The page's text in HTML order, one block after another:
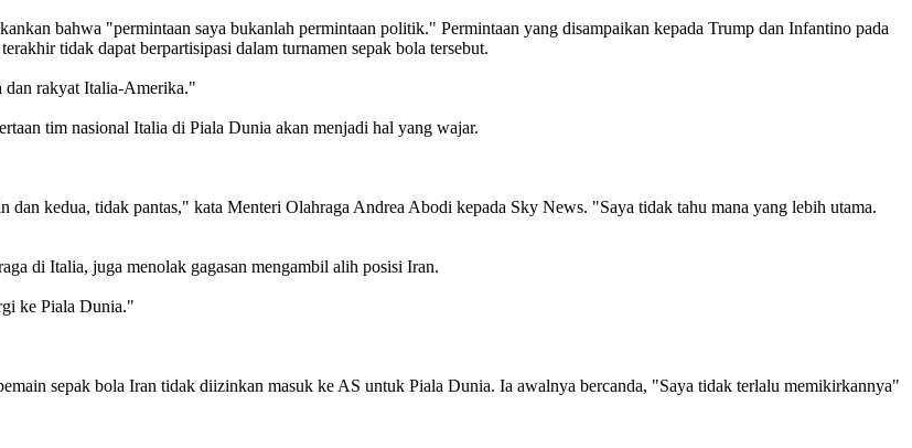
bahwa "permintaan saya bukanlah permintaan politik." Permintaan yang disampaikan kepada Trump dan Infantino pada
tidak dapat berpartisipasi dalam turnamen sepak bola tersebut.
dan rakyat Italia-Amerika."
tim nasional Italia di Piala Dunia akan menjadi hal yang wajar.
kedua, tidak pantas," kata Menteri Olahraga Andrea Abodi kepada Sky News. "Saya tidak tahu mana yang lebih utama.
di Italia, juga menolak gagasan mengambil alih posisi Iran.
ke Piala Dunia."
sepak bola Iran tidak diizinkan masuk ke AS untuk Piala Dunia. Ia awalnya bercanda, "Saya tidak terlalu memikirkannya"